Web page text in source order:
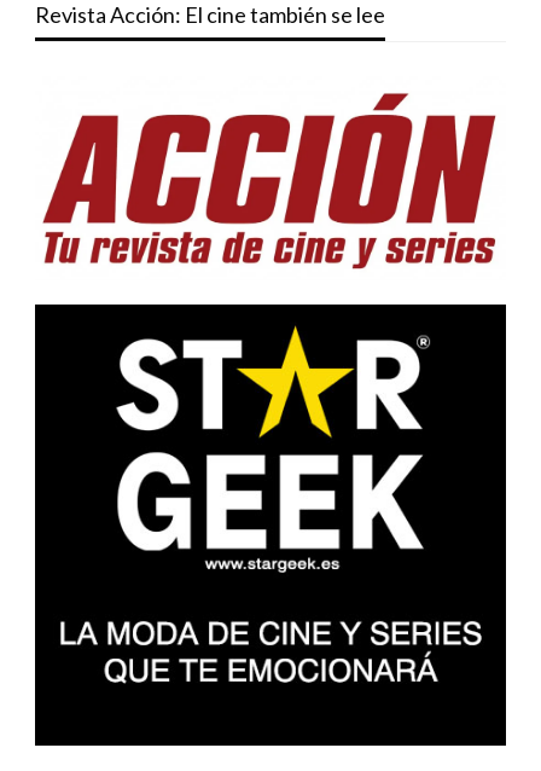
Revista Acción: El cine también se lee